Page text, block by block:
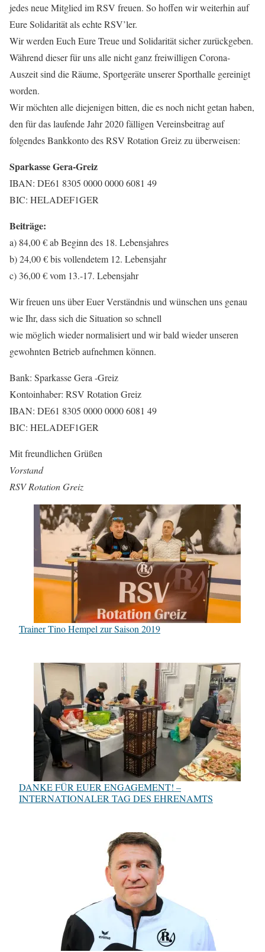
jedes neue Mitglied im RSV freuen. So hoffen wir weiterhin auf
Eure Solidarität als echte RSV’ler.
Wir werden Euch Eure Treue und Solidarität sicher zurückgeben.
Während dieser für uns alle nicht ganz freiwilligen Corona-
Auszeit sind die Räume, Sportgeräte unserer Sporthalle gereinigt
worden.
Wir möchten alle diejenigen bitten, die es noch nicht getan haben,
den für das laufende Jahr 2020 fälligen Vereinsbeitrag auf
folgendes Bankkonto des RSV Rotation Greiz zu überweisen:
Sparkasse Gera-Greiz
IBAN: DE61 8305 0000 0000 6081 49
BIC: HELADEF1GER
Beiträge:
a) 84,00 € ab Beginn des 18. Lebensjahres
b) 24,00 € bis vollendetem 12. Lebensjahr
c) 36,00 € vom 13.-17. Lebensjahr
Wir freuen uns über Euer Verständnis und wünschen uns genau
wie Ihr, dass sich die Situation so schnell
wie möglich wieder normalisiert und wir bald wieder unseren
gewohnten Betrieb aufnehmen können.
Bank: Sparkasse Gera -Greiz
Kontoinhaber: RSV Rotation Greiz
IBAN: DE61 8305 0000 0000 6081 49
BIC: HELADEF1GER
Mit freundlichen Grüßen
Vorstand
RSV Rotation Greiz
Trainer Tino Hempel zur Saison 2019
DANKE FÜR EUER ENGAGEMENT! –
INTERNATIONALER TAG DES EHRENAMTS